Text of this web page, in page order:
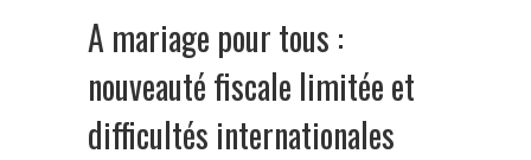
A mariage pour tous :
nouveauté fiscale limitée et
difficultés internationales